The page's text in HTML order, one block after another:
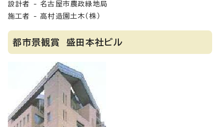
設計者 - 名古屋市農政緑地局
施工者 - 高村造園土木（株）
都市景観賞 盛田本社ビル